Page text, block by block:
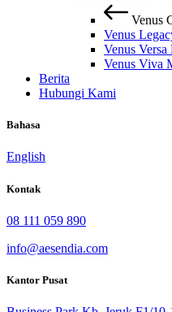
Venus
Venus
Venus Versa
Venus Viva
Berita
Hubungi Kami
Bahasa
English
Kontak
08 111 059 890
info@aesendia.com
Kantor Pusat